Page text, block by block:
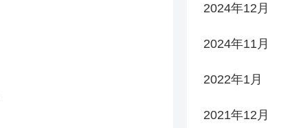
2024年12月
2024年11月
2022年1月
2021年12月